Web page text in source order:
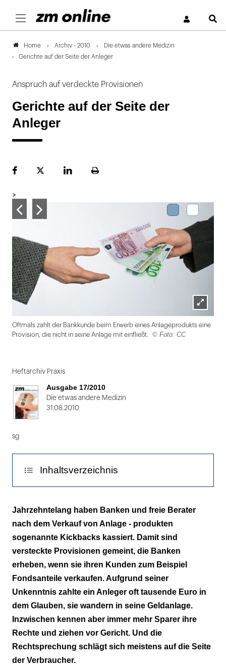
Home Archiv - 2010
Die etwas andere Medizin
Gerichte auf der Seite der Anleger
Anspruch auf verdeckte Provisionen
Gerichte auf der Seite der
Anleger
FacebookPlattformLinekdInSeite
>
Lightbox
öffnen
Oftmals zahlt der Bankkunde beim Erwerb eines Anlageprodukts eine
Provision, die nicht in seine Anlage mit einfließt.
© Foto: CC
1
von
Heftarchiv Praxis
Ausgabe 17/2010
Die etwas andere Medizin
31.08.2010
sg
Inhaltsverzeichnis
Bundesgerichtshof schafft Klärung
Ungeklärte Rechtslage bei freien Beratern
Fristen beachten
Jahrzehntelang haben Banken und freie Berater
nach dem Verkauf von Anlage - produkten
sogenannte Kickbacks kassiert. Damit sind
versteckte Provisionen gemeint, die Banken
erheben, wenn sie ihren Kunden zum Beispiel
Fondsanteile verkaufen. Aufgrund seiner
Unkenntnis zahlte ein Anleger oft tausende Euro in
dem Glauben, sie wandern in seine Geldanlage.
Inzwischen kennen aber immer mehr Sparer ihre
Rechte und ziehen vor Gericht. Und die
Rechtsprechung schlägt sich meistens auf die Seite
der Verbraucher.